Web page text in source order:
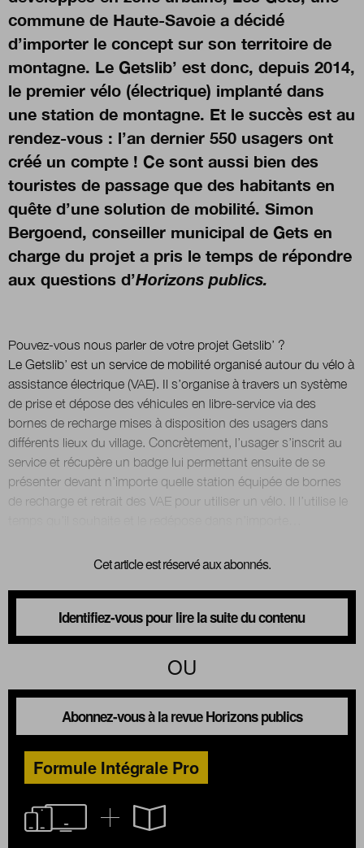
Nous suivre sur Twittersur
commune de Haute-Savoie a décidé
d’importer le concept sur son territoire de
montagne. Le Getslib’ est donc, depuis 2014,
le premier vélo (électrique) implanté dans
une station de montagne. Et le succès est au
rendez-vous : l’an dernier 550 usagers ont
créé un compte ! Ce sont aussi bien des
touristes de passage que des habitants en
quête d’une solution de mobilité. Simon
Bergoend, conseiller municipal de Gets en
charge du projet a pris le temps de répondre
aux questions d’Horizons publics.
Pouvez-vous nous parler de votre projet Getslib’ ?
Le Getslib’ est un service de mobilité organisé autour du vélo à
assistance électrique (VAE). Il s’organise à travers un système
de prise et dépose des véhicules en libre-service via des
bornes de recharge mises à disposition des usagers dans
différents lieux du village. Concrètement, l’usager s’inscrit au
service et récupère un badge lui permettant ensuite de se
présenter devant n’importe quelle station équipée de bornes
de recharge et retrait des VAE pour utiliser un vélo. Il l’utilise le
Cet article est réservé aux abonnés.
Identifiez-vous pour lire la suite du contenu
OU
Abonnez-vous à la revue Horizons publics
Formule Intégrale Pro